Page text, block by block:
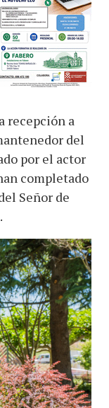
recepción a
del
por el actor
completado
Señor de